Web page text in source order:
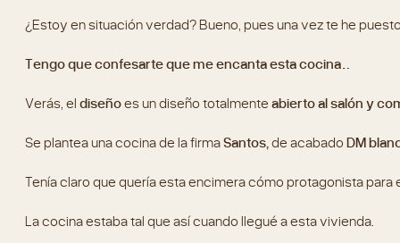
¿Estoy en situación verdad? Bueno, pues una vez te he
Tengo que confesarte que me encanta esta cocina…
Verás, eldiseñoes un diseño totalmenteabierto al salón y
Se plantea una cocina de la firmaSantos,de acabadoDM
Tenía claro que quería esta encimera cómo protagonista
La cocina estaba tal que así cuando llegué a esta vivienda.